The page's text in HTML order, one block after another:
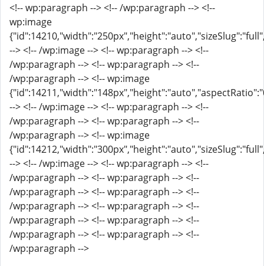
<!-- wp:paragraph --> <!-- /wp:paragraph --> <!--
wp:image
--> <!-- /wp:image --> <!-- wp:paragraph --> <!--
/wp:paragraph --> <!-- wp:paragraph --> <!--
/wp:paragraph --> <!-- wp:image
--> <!-- /wp:image --> <!-- wp:paragraph --> <!--
/wp:paragraph --> <!-- wp:paragraph --> <!--
/wp:paragraph --> <!-- wp:image
--> <!-- /wp:image --> <!-- wp:paragraph --> <!--
/wp:paragraph --> <!-- wp:paragraph --> <!--
/wp:paragraph --> <!-- wp:paragraph --> <!--
/wp:paragraph --> <!-- wp:paragraph --> <!--
/wp:paragraph --> <!-- wp:paragraph --> <!--
/wp:paragraph --> <!-- wp:paragraph --> <!--
/wp:paragraph -->